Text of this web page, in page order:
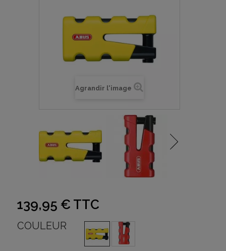
Agrandir l'image
139,95 € TTC
COULEUR